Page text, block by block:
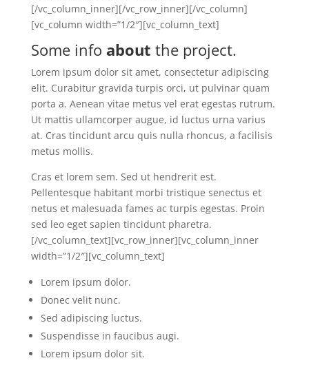
[/vc_column_inner][/vc_row_inner][/vc_column]
[vc_column width=”1/2″][vc_column_text]
Some info about the project.
Lorem ipsum dolor sit amet, consectetur adipiscing
elit. Curabitur gravida turpis orci, ut pulvinar quam
porta a. Aenean vitae metus vel erat egestas rutrum.
Ut mattis ullamcorper augue, id luctus urna varius
at. Cras tincidunt arcu quis nulla rhoncus, a facilisis
metus mollis.
Cras et lorem sem. Sed ut hendrerit est.
Pellentesque habitant morbi tristique senectus et
netus et malesuada fames ac turpis egestas. Proin
sed leo eget sapien tincidunt pharetra.
[/vc_column_text][vc_row_inner][vc_column_inner
width=”1/2″][vc_column_text]
Lorem ipsum dolor.
Donec velit nunc.
Sed adipiscing luctus.
Suspendisse in faucibus augi.
Lorem ipsum dolor sit.